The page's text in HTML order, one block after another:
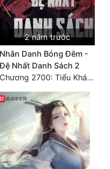
2 năm trước
Nhân Danh Bóng Đêm -
Đệ Nhất Danh Sách 2
Chương 2700: Tiểu Khánh Trần